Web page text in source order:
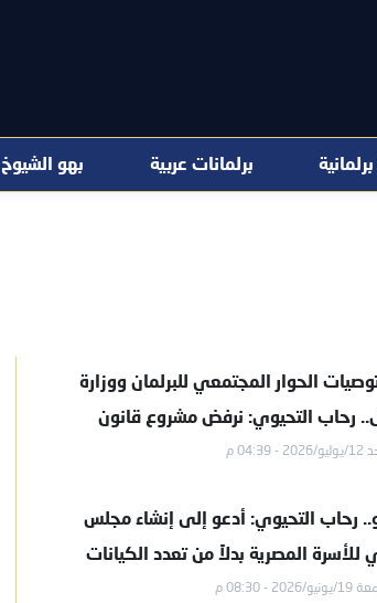
برلمانات عربية بهو الشيوخ
الحوار المجتمعي للبرلمان ووزارة
رحاب التحيوي: نرفض مشروع قانون
الشخصية بصيغته الحالية
- 04:39 م
رحاب التحيوي: أدعو إلى إنشاء مجلس
المصرية بدلاً من تعدد الكيانات
بشؤون الأسرة
2026 - 08:30 م